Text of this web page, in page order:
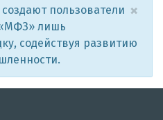
×
пользователи
лишь
содействуя развитию